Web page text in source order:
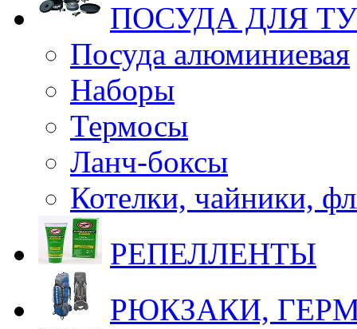
ПОСУДА ДЛЯ
Посуда алюминиевая
Наборы
Термосы
Ланч-боксы
Котелки, чайники,
РЕПЕЛЛЕНТЫ
РЮКЗАКИ,